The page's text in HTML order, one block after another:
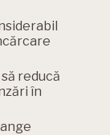
reducă
în